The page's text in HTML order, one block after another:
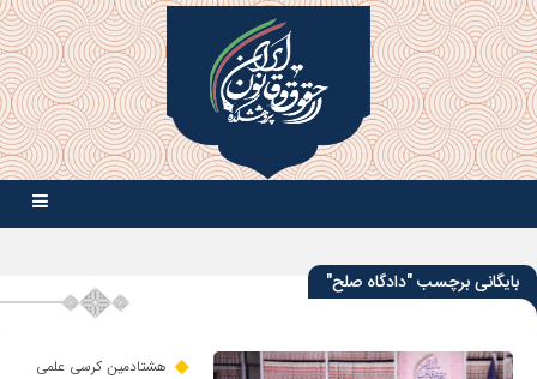
بایگانی برچسب "دادگاه صلح"
هشتادمین کرسی علمی